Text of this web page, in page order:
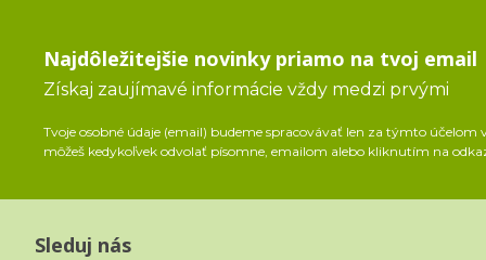
Najdôležitejšie novinky priamo na tvoj email
Získaj zaujímavé informácie vždy medzi prvými
Tvoje osobné údaje (email) budeme spracovávať len za týmto
môžeš kedykoľvek odvolať písomne, emailom alebo kliknutím na
Sleduj nás